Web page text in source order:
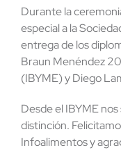
Durante la
especial a la
entrega de los
Braun Menéndez
(IBYME) y Diego
Desde el IBYME
distinción.
Infoalimentos y